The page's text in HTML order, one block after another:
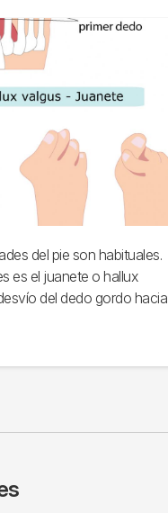
del pie son habituales.
es el juanete o hallux
del dedo gordo hacia